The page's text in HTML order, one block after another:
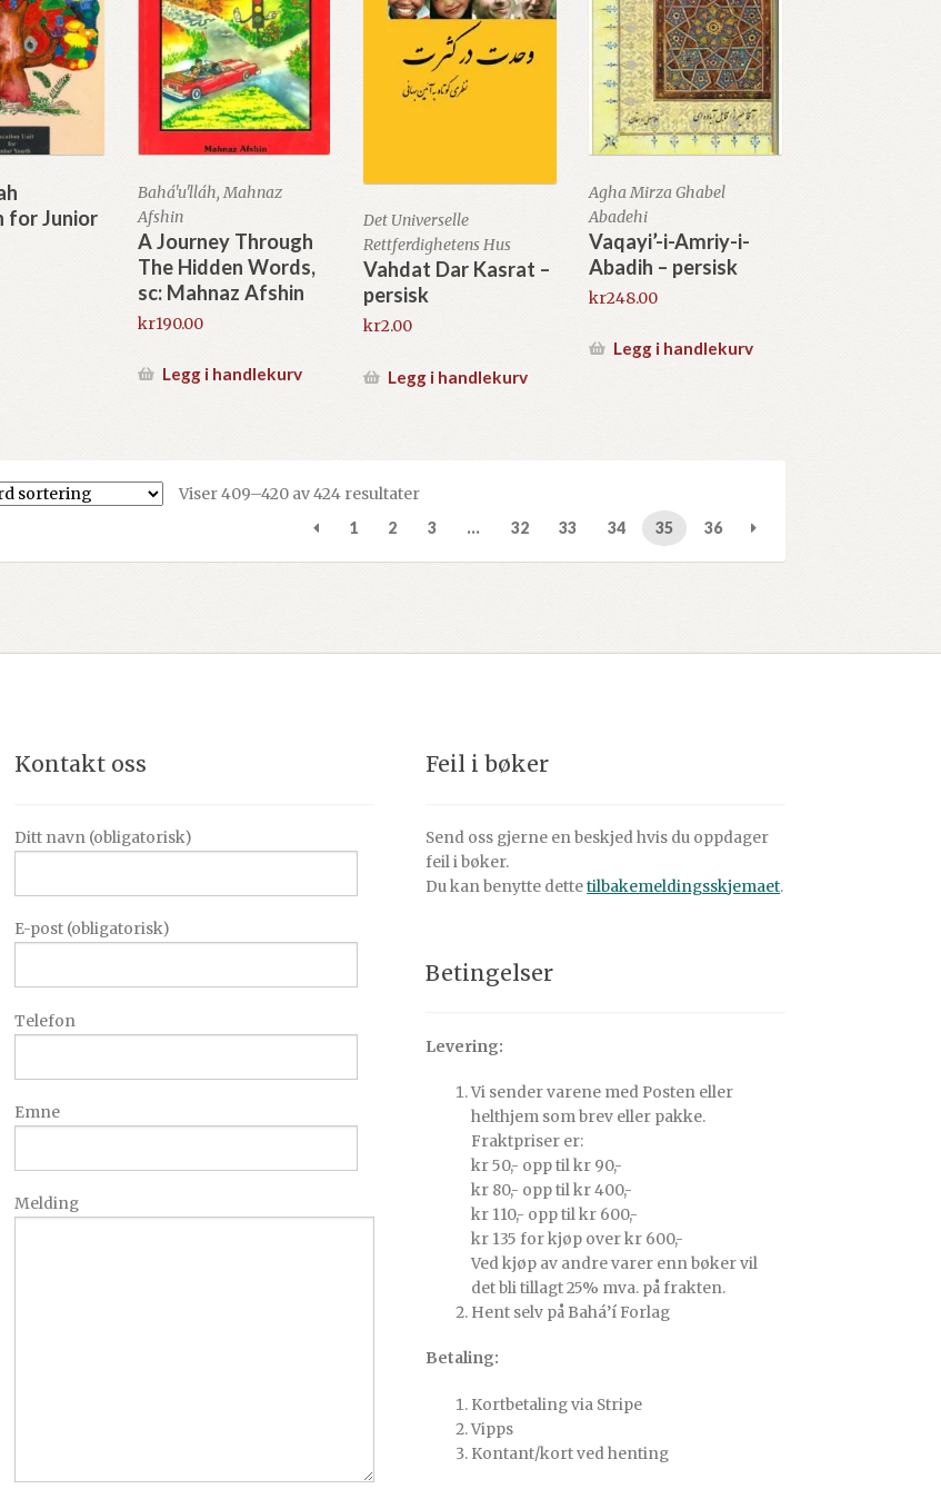
for Junior
Bahá'u'lláh, Mahnaz
Afshin
A Journey Through
The Hidden Words,
sc: Mahnaz Afshin
kr190.00
Legg i handlekurv
Det Universelle
Rettferdighetens Hus
Vahdat Dar Kasrat –
persisk
kr2.00
Legg i handlekurv
Agha Mirza Ghabel
Abadehi
Vaqayi’-i-Amriy-i-
Abadih – persisk
kr248.00
Legg i handlekurv
Viser 409–420 av 424 resultater
1 2 3 … 32 33 34 35 36
Kontakt oss
Ditt navn (obligatorisk)
E-post (obligatorisk)
Telefon
Emne
Melding
Feil i bøker
Send oss gjerne en beskjed hvis du oppdager
feil i bøker.
Du kan benytte dettetilbakemeldingsskjemaet.
Betingelser
Levering:
Vi sender varene med Posten eller
helthjem som brev eller pakke.
Fraktpriser er:
kr 50,- opp til kr 90,-
kr 80,- opp til kr 400,-
kr 110,- opp til kr 600,-
kr 135 for kjøp over kr 600,-
Ved kjøp av andre varer enn bøker vil
det bli tillagt 25% mva. på frakten.
Hent selv på Bahá’í Forlag
Betaling:
Kortbetaling via Stripe
Vipps
Kontant/kort ved henting